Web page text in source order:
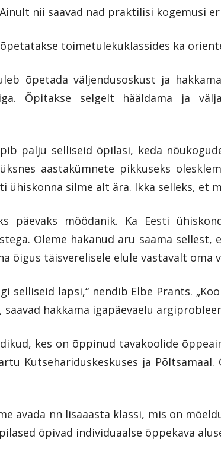
nii saavad nad praktilisi kogemusi
toimetulekuklassides ka
õpetada väljendusoskust ja
Õpitakse selgelt hääldama ja
palju selliseid õpilasi, keda
aastakümnete pikkuseks
ühiskonna silme alt ära. Ikka selleks, et
päevaks möödanik. Ka Eesti
Oleme hakanud aru saama
õigus täisverelisele elule vastavalt oma
selliseid lapsi,“ nendib Elbe Prants.
hakkama igapäevaelu
kes on õppinud tavakoolide
Kutsehariduskeskuses ja
avada nn lisaaasta klassi, mis on
õpivad individuaalse õppekava